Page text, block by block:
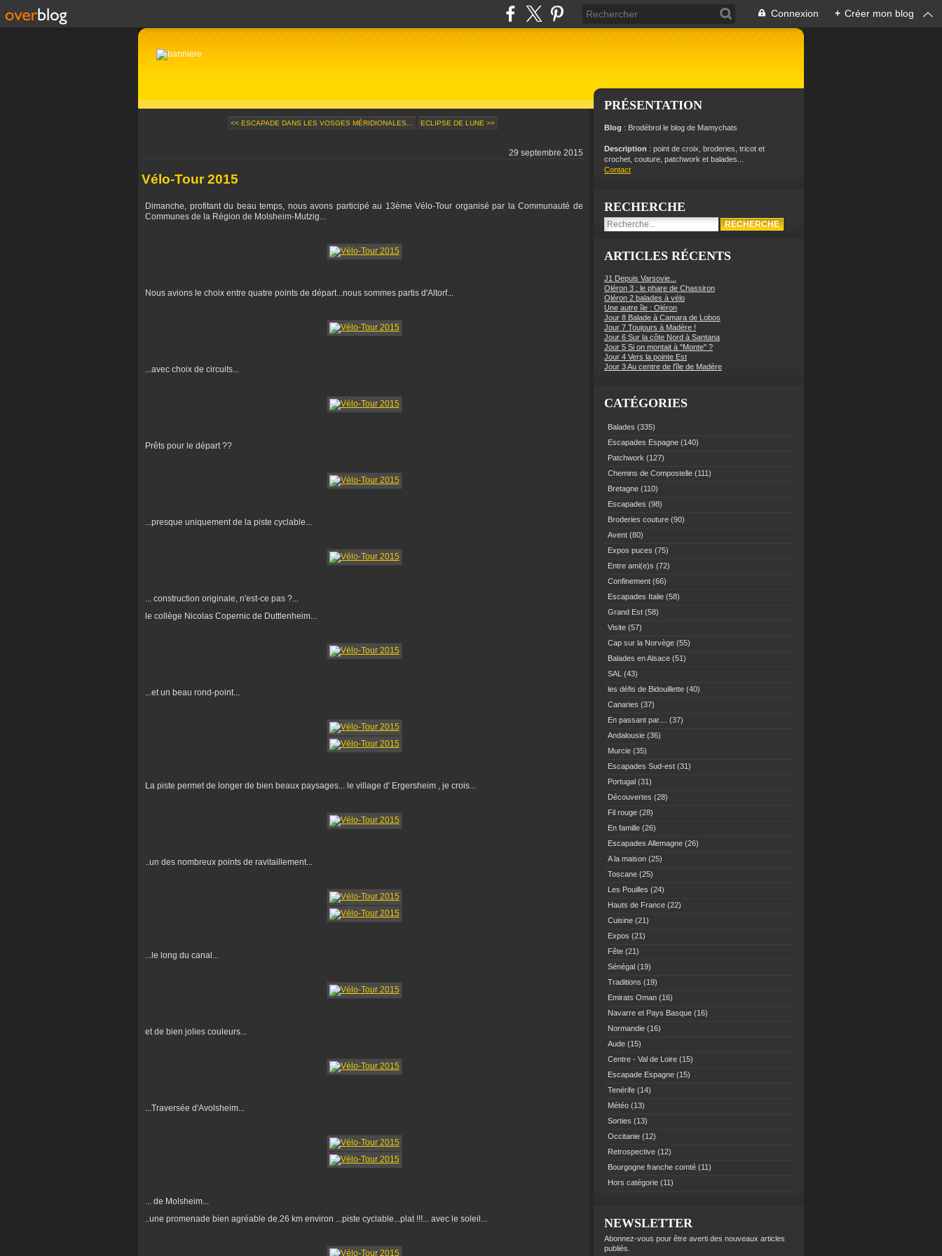
Connexion + Créer mon blog
<< ESCAPADE DANS LES VOSGES MÉRIDIONALES... ECLIPSE DE LUNE >>
29 septembre 2015
Vélo-Tour 2015
Dimanche, profitant du beau temps, nous avons participé au 13ème Vélo-Tour organisé par la Communauté de
Communes de la Région de Molsheim-Mutzig...
Nous avions le choix entre quatre points de départ...nous sommes partis d'Altorf...
...avec choix de circuits...
Prêts pour le départ ??
...presque uniquement de la piste cyclable...
... construction originale, n'est-ce pas ?...
le collège Nicolas Copernic de Duttlenheim...
...et un beau rond-point...
La piste permet de longer de bien beaux paysages... le village d' Ergersheim , je crois...
..un des nombreux points de ravitaillement...
...le long du canal...
et de bien jolies couleurs...
...Traversée d'Avolsheim...
... de Molsheim...
..une promenade bien agréable de.26 km environ ...piste cyclable...plat !!!... avec le soleil...
PRÉSENTATION
Blog : Brodébrol le blog de Mamychats
Description : point de croix, broderies, tricot et
crochet, couture, patchwork et balades...
Contact
RECHERCHE
ARTICLES RÉCENTS
J1 Depuis Varsovie...
Oléron 3 : le phare de Chassiron
Oléron 2 balades à vélo
Une autre île : Oléron
Jour 8 Balade à Camara de Lobos
Jour 7 Toujours à Madère !
Jour 6 Sur la côte Nord à Santana
Jour 5 Si on montait à "Monte" ?
Jour 4 Vers la pointe Est
Jour 3 Au centre de l'île de Madère
CATÉGORIES
Balades (335)
Escapades Espagne (140)
Patchwork (127)
Chemins de Compostelle (111)
Bretagne (110)
Escapades (98)
Broderies couture (90)
Avent (80)
Expos puces (75)
Entre ami(e)s (72)
Confinement (66)
Escapades Italie (58)
Grand Est (58)
Visite (57)
Cap sur la Norvège (55)
Balades en Alsace (51)
SAL (43)
les défis de Bidouillette (40)
Canaries (37)
En passant par....
(37)
Andalousie (36)
Murcie (35)
Escapades Sud-est (31)
Portugal (31)
Découvertes (28)
Fil rouge (28)
En famille (26)
Escapades Allemagne (26)
A la maison (25)
Toscane (25)
Les Pouilles (24)
Hauts de France (22)
Cuisine (21)
Expos (21)
Fête (21)
Sénégal (19)
Traditions (19)
Emirats Oman (16)
Navarre et Pays Basque (16)
Normandie (16)
Aude (15)
Centre - Val de Loire (15)
Escapade Espagne (15)
Tenérife (14)
Météo (13)
Sorties (13)
Occitanie (12)
Retrospective (12)
Bourgogne franche comté (11)
Hors catégorie (11)
NEWSLETTER
Abonnez-vous pour être averti des nouveaux articles
publiés.